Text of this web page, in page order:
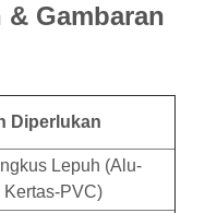
Gambaran
Diperlukan
Lepuh (Alu-
Kertas-PVC)